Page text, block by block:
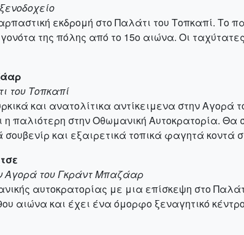
εκδρομή στο Παλάτι του Τοπκαπί. Το
της πόλης από το 15ο αιώνα. Οι
του Τοπκαπί
και ανατολίτικα αντίκειμενα στην
παλιότερη στην Οθωμανική Αυτοκρατορία.
σουβενίρ και εξαιρετικά τοπικά φαγητά κοντά
Αγορά του Γκράντ Μπαζάαρ
αυτοκρατορίας με μια επίσκεψη στο
αιώνα και έχει ένα όμορφο ξεναγητικό